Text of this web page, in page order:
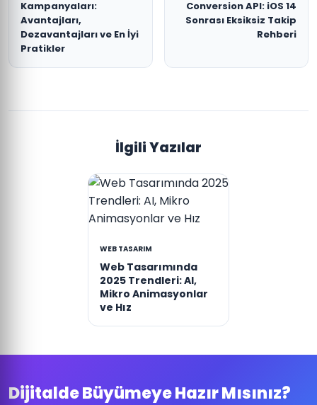
Kampanyaları:
Avantajları,
Dezavantajları ve En İyi
Pratikler
Conversion API: iOS 14
Sonrası Eksiksiz Takip
Rehberi
İlgili Yazılar
WEB TASARIM
Web Tasarımında
2025 Trendleri: AI,
Mikro Animasyonlar
ve Hız
Dijitalde Büyümeye Hazır Mısınız?